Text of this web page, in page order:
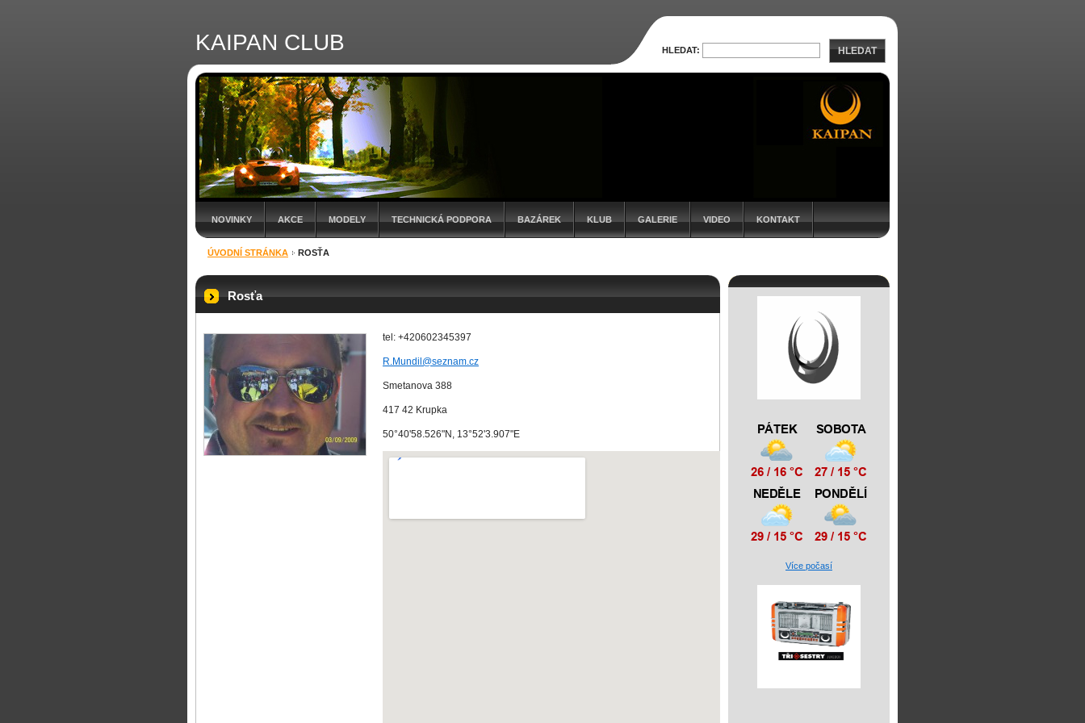
KAIPAN CLUB
NOVINKY AKCE MODELY TECHNICKÁ PODPORA BAZÁREK KLUB GALERIE VIDEO KONTAKT
ÚVODNÍ STRÁNKA ROSŤA
Rosťa
tel: +420602345397
R.Mundil@seznam.cz
Smetanova 388
417 42 Krupka
50°40'58.526"N, 13°52'3.907"E
Více počasí
HLEDAT: HLEDAT